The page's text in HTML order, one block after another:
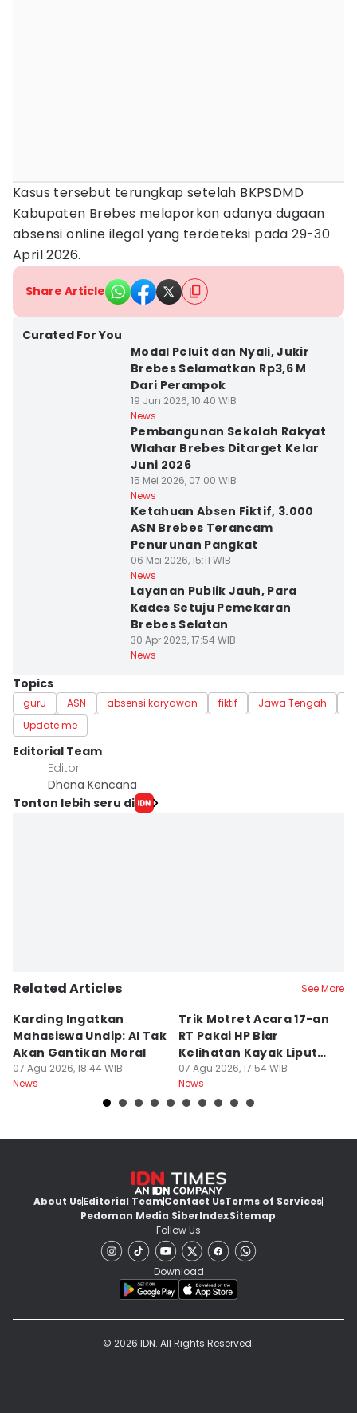
Kasus tersebut terungkap setelah BKPSDMD
Kabupaten Brebes melaporkan adanya dugaan
absensi online ilegal yang terdeteksi pada 29-30
April 2026.
Share Article
Curated For You
Modal Peluit dan Nyali, Jukir
Brebes Selamatkan Rp3,6 M
Dari Perampok
19 Jun 2026, 10:40 WIB
News
Pembangunan Sekolah Rakyat
Wlahar Brebes Ditarget Kelar
Juni 2026
15 Mei 2026, 07:00 WIB
News
Ketahuan Absen Fiktif, 3.000
ASN Brebes Terancam
Penurunan Pangkat
06 Mei 2026, 15:11 WIB
News
Layanan Publik Jauh, Para
Kades Setuju Pemekaran
Brebes Selatan
30 Apr 2026, 17:54 WIB
News
Topics
guru ASN absensi karyawan fiktif Jawa Tengah
Update me
Editorial Team
Editor
Dhana Kencana
Tonton lebih seru di
Related Articles See More
Karding Ingatkan
Mahasiswa Undip: AI Tak
Akan Gantikan Moral
07 Agu 2026, 18:44 WIB
News
Trik Motret Acara 17-an
RT Pakai HP Biar
Kelihatan Kayak Liputan
Festival Nasional
07 Agu 2026, 17:54 WIB
News
About UsEditorial TeamContact UsTerms of Services
Pedoman Media SiberIndexSitemap
Follow Us
Download
© 2026 IDN. All Rights Reserved.